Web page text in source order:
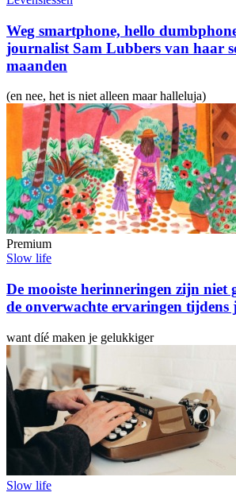
Weg smartphone, hello
journalist Sam Lubbers van haar
maanden
(en nee, het is niet alleen maar halleluja)
Premium
Slow life
De mooiste herinneringen zijn niet
de onverwachte ervaringen tijdens
want díé maken je gelukkiger
Slow life